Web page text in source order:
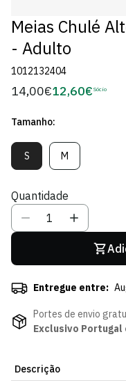
Meias Chulé
- Adulto
1012132404
Preço
14,00€ Preço
Sócio
12,60€ Sócio
Tamanho:
SVariante
Esgotada
Indisponível
MVariante
Esgotada
Indisponível
Quantidade
Entregue entre:
Portes de envio
Exclusivo
Descrição